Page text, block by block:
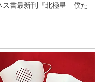
ス書最新刊『北極星 僕た